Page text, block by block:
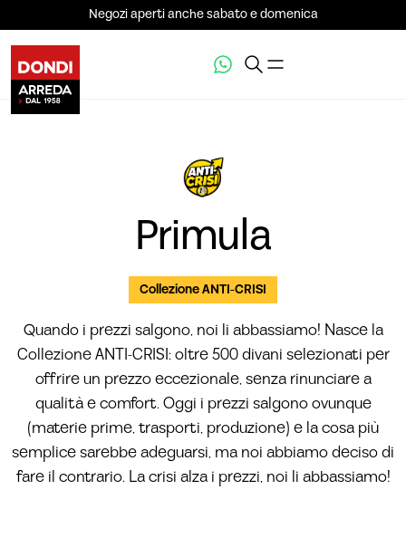
Negozi aperti anche sabato e domenica
VEDI LA GALLERIA (8)
Primula
Collezione ANTI-CRISI
Quando i prezzi salgono, noi li abbassiamo! Nasce la
Collezione ANTI-CRISI: oltre 500 divani selezionati per
offrire un prezzo eccezionale, senza rinunciare a
qualità e comfort. Oggi i prezzi salgono ovunque
(materie prime, trasporti, produzione) e la cosa più
semplice sarebbe adeguarsi, ma noi abbiamo deciso di
fare il contrario. La crisi alza i prezzi, noi li abbassiamo!